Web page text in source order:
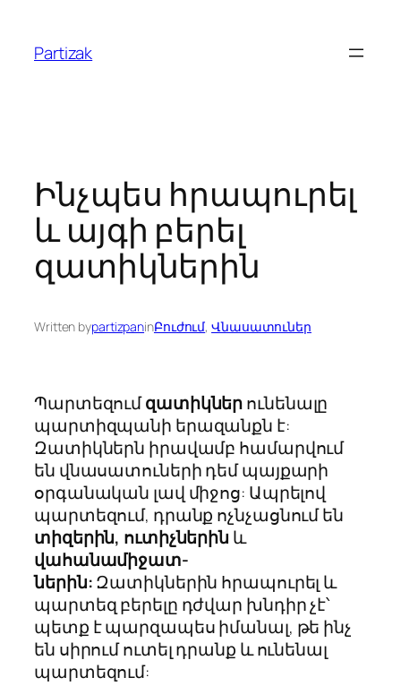
content
Partizak
Ինչպես հրապուրել
և այգի բերել
զատիկներին
Written bypartizpaninԲուժում, Վնասատուներ
Պարտեզումզատիկներունենալը
պարտիզպանի երազանքն է:
Զատիկներն իրավամբ համարվում
են վնասատուների դեմ պայքարի
օրգանական լավ միջոց: Ապրելով
պարտեզում, դրանք ոչնչացնում են
տիզերին, ուտիչներին և
վահանամիջատ-
ներին:Զատիկներին հրապուրել և
պարտեզ բերելը դժվար խնդիր չէ՝
պետք է պարզապես իմանալ, թե ինչ
են սիրում ուտել դրանք և ունենալ
պարտեզում: